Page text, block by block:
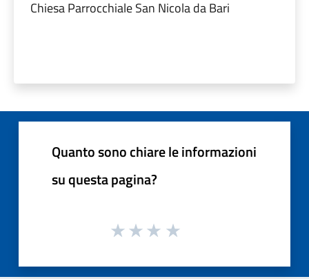
Chiesa Parrocchiale San Nicola da Bari
Quanto sono chiare le informazioni
su questa pagina?